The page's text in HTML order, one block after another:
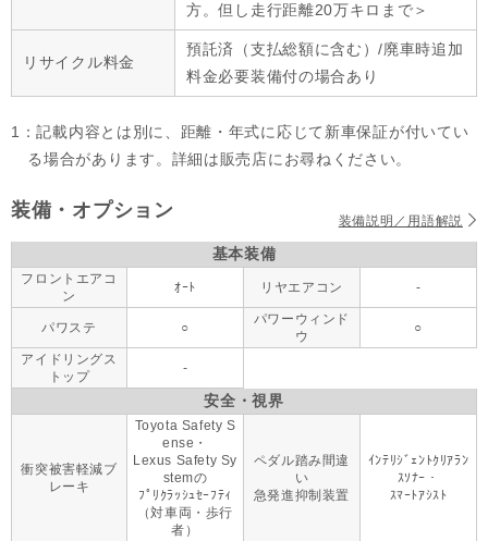
方。但し走行距離20万キロまで＞
リサイクル料金
預託済（支払総額に含む）/廃車時追加
料金必要装備付の場合あり
1：記載内容とは別に、距離・年式に応じて新車保証が付いてい
る場合があります。詳細は販売店にお尋ねください。
装備・オプション 装備説明／用語解説
基本装備
フロントエアコ
ン
ｵｰﾄ リヤエアコン -
パワステ ○
パワーウィンド
ウ
○
アイドリングス
トップ
-
安全・視界
衝突被害軽減ブ
レーキ
Toyota Safety S
ense・
Lexus Safety Sy
stemの
ﾌﾟﾘｸﾗｯｼｭｾｰﾌﾃｨ
（対車両・歩行
者）
ペダル踏み間違
い
急発進抑制装置
ｲﾝﾃﾘｼﾞｪﾝﾄｸﾘｱﾗﾝ
ｽｿﾅｰ・
ｽﾏｰﾄｱｼｽﾄ